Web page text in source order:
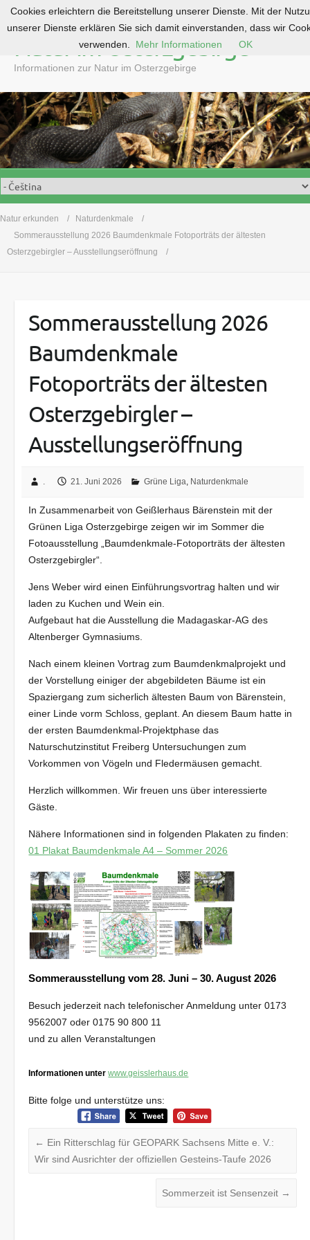
o
c
o
n
t
e
n
Natur im Osterzgebirge
Informationen zur Natur im Osterzgebirge
Natur erkunden
Naturdenkmale
Sommerausstellung 2026 Baumdenkmale Fotoporträts der ältesten
Osterzgebirgler – Ausstellungseröffnung
Sommerausstellung 2026
Baumdenkmale
Fotoporträts der ältesten
Osterzgebirgler –
Ausstellungseröffnung
. 21. Juni 2026 Grüne Liga, Naturdenkmale
In Zusammenarbeit von Geißlerhaus Bärenstein mit der
Grünen Liga Osterzgebirge zeigen wir im Sommer die
Fotoausstellung „Baumdenkmale-Fotoporträts der ältesten
Osterzgebirgler“.
Jens Weber wird einen Einführungsvortrag halten und wir
laden zu Kuchen und Wein ein.
Aufgebaut hat die Ausstellung die Madagaskar-AG des
Altenberger Gymnasiums.
Nach einem kleinen Vortrag zum Baumdenkmalprojekt und
der Vorstellung einiger der abgebildeten Bäume ist ein
Spaziergang zum sicherlich ältesten Baum von Bärenstein,
einer Linde vorm Schloss, geplant. An diesem Baum hatte in
der ersten Baumdenkmal-Projektphase das
Naturschutzinstitut Freiberg Untersuchungen zum
Vorkommen von Vögeln und Fledermäusen gemacht.
Herzlich willkommen. Wir freuen uns über interessierte
Gäste.
Nähere Informationen sind in folgenden Plakaten zu finden:
01 Plakat Baumdenkmale A4 – Sommer 2026
Sommerausstellung vom 28. Juni – 30. August 2026
Besuch jederzeit nach telefonischer Anmeldung unter 0173
9562007 oder 0175 90 800 11
und zu allen Veranstaltungen
Informationen unterwww.geisslerhaus.de
Bitte folge und unterstütze uns:
← Ein Ritterschlag für GEOPARK Sachsens Mitte e. V.:
Wir sind Ausrichter der offiziellen Gesteins-Taufe 2026
Sommerzeit ist Sensenzeit →
Cookies erleichtern die Bereitstellung unserer Dienste. Mit der
unserer Dienste erklären Sie sich damit einverstanden, dass wir
verwenden.
Mehr Informationen OK